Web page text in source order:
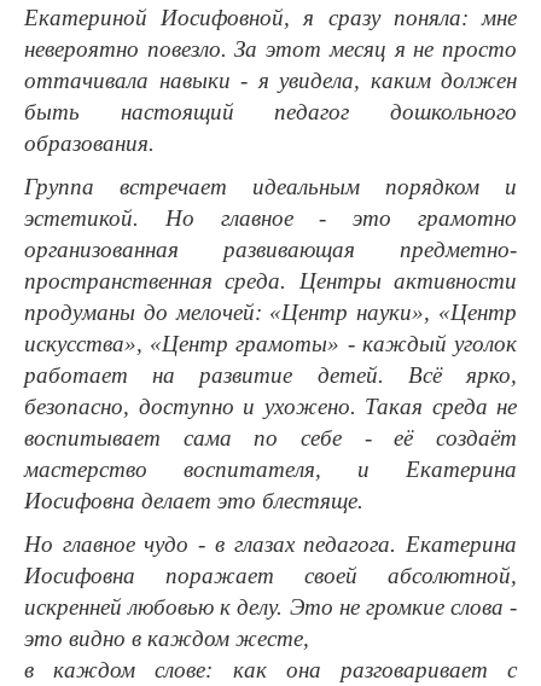
Екатериной Иосифовной, я сразу поняла: мне
невероятно повезло. За этот месяц я не просто
оттачивала навыки - я увидела, каким должен
быть настоящий педагог дошкольного
образования.
Группа встречает идеальным порядком и
эстетикой. Но главное - это грамотно
организованная развивающая предметно-
пространственная среда. Центры активности
продуманы до мелочей: «Центр науки», «Центр
искусства», «Центр грамоты» - каждый уголок
работает на развитие детей. Всё ярко,
безопасно, доступно и ухожено. Такая среда не
воспитывает сама по себе - её создаёт
мастерство воспитателя, и Екатерина
Иосифовна делает это блестяще.
Но главное чудо - в глазах педагога. Екатерина
Иосифовна поражает своей абсолютной,
искренней любовью к делу. Это не громкие слова -
это видно в каждом жесте,
в каждом слове: как она разговаривает с